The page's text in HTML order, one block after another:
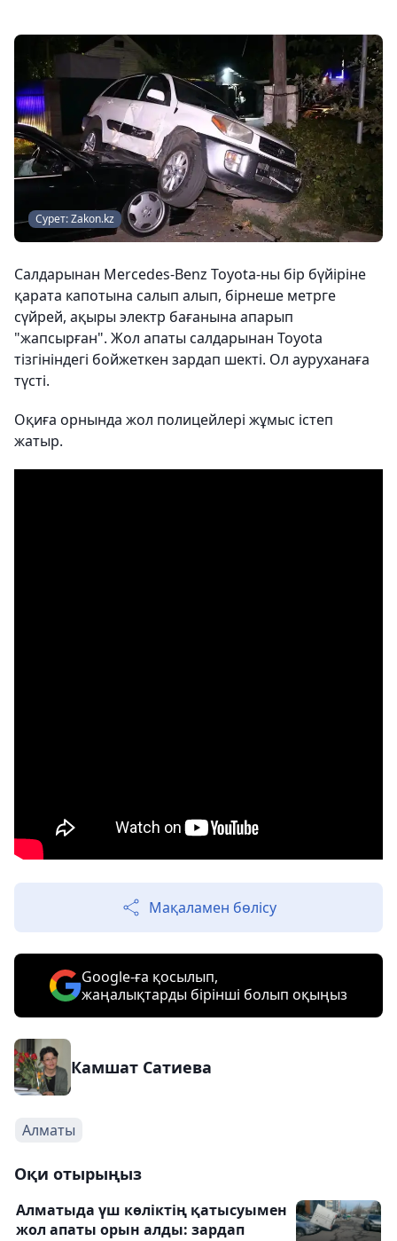
Сурет: Zakon.kz
Салдарынан Mercedes-Benz Toyota-ны бір бүйіріне
қарата капотына салып алып, бірнеше метрге
сүйрей, ақыры электр бағанына апарып
"жапсырған". Жол апаты салдарынан Toyota
тізгініндегі бойжеткен зардап шекті. Ол ауруханаға
түсті.
Оқиға орнында жол полицейлері жұмыс істеп
жатыр.
Мақаламен бөлісу
Google-ға қосылып,
жаңалықтарды бірінші болып оқыңыз
Камшат Сатиева
Алматы
Оқи отырыңыз
Алматыда үш көліктің қатысуымен
жол апаты орын алды: зардап